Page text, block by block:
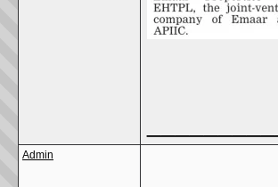
Admin